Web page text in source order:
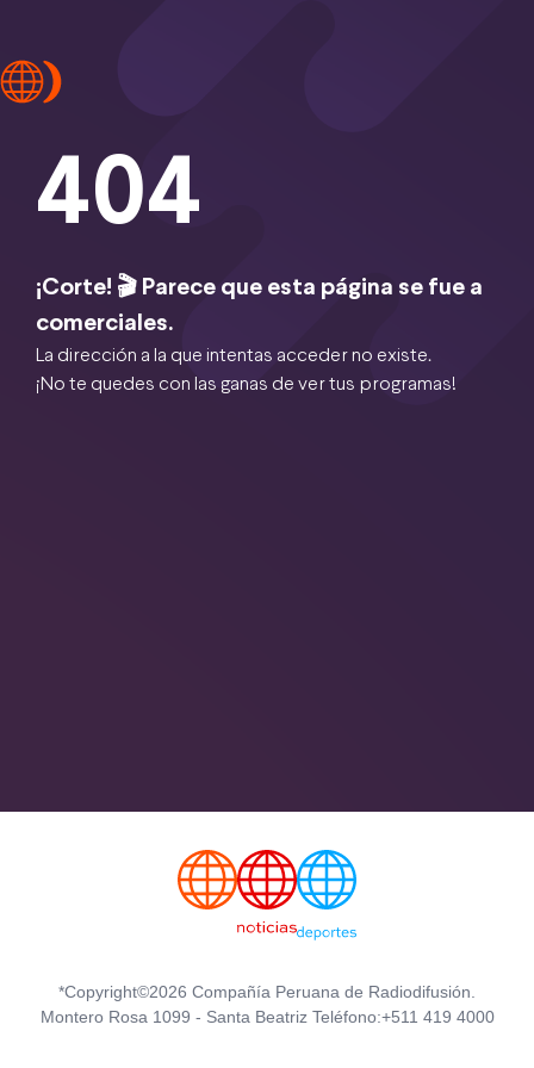
404
¡Corte! 🎬 Parece que esta página se fue a
comerciales.
La dirección a la que intentas acceder no existe.
¡No te quedes con las ganas de ver tus programas!
*Copyright©2026 Compañía Peruana de Radiodifusión.
Montero Rosa 1099 - Santa Beatriz Teléfono:+511 419 4000